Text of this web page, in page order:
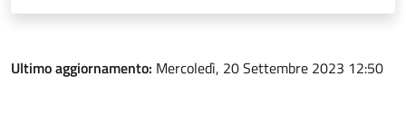
Ultimo aggiornamento: Mercoledì, 20 Settembre 2023 12:50